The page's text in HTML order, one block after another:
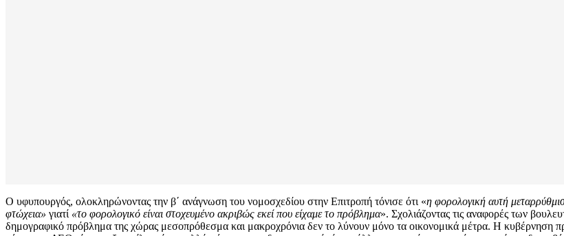
Ο υφυπουργός, ολοκληρώνοντας την β΄ ανάγνωση του νομοσχεδίου στην Επιτροπή τόνισε ότι «η φορολογική αυτή
φτώχεια» γιατί «το φορολογικό είναι στοχευμένο ακριβώς εκεί που είχαμε το πρόβλημα». Σχολιάζοντας τις αναφορές των
δημογραφικό πρόβλημα της χώρας μεσοπρόθεσμα και μακροχρόνια δεν το λύνουν μόνο τα οικονομικά μέτρα. Η κυβέρνηση